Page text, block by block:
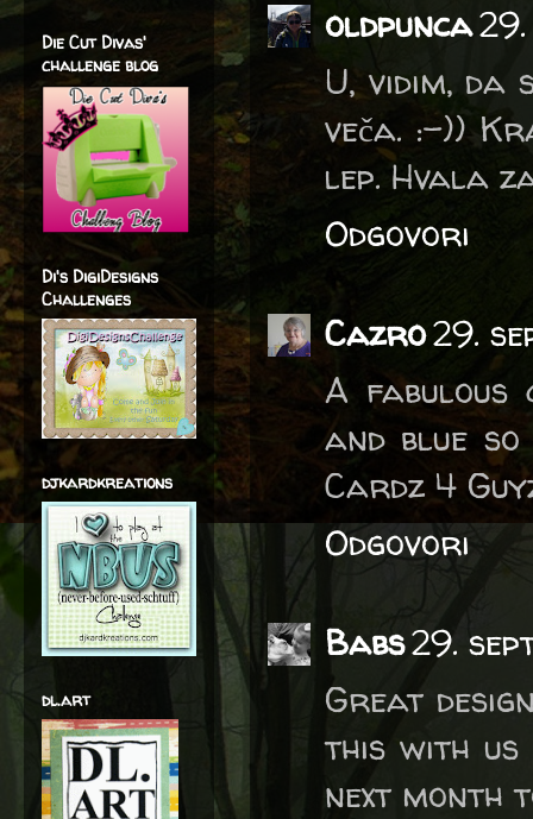
oldpunca
U, vidim,
veča. :-))
lep. Hvala
Odgovori
Cazro29.
A fabulous
and blue
Cardz 4
Odgovori
Babs29.
Great
this with us
next month
Die Cut Divas'
challenge blog
Di's DigiDesigns
Challenges
djkardkreations
dl.art